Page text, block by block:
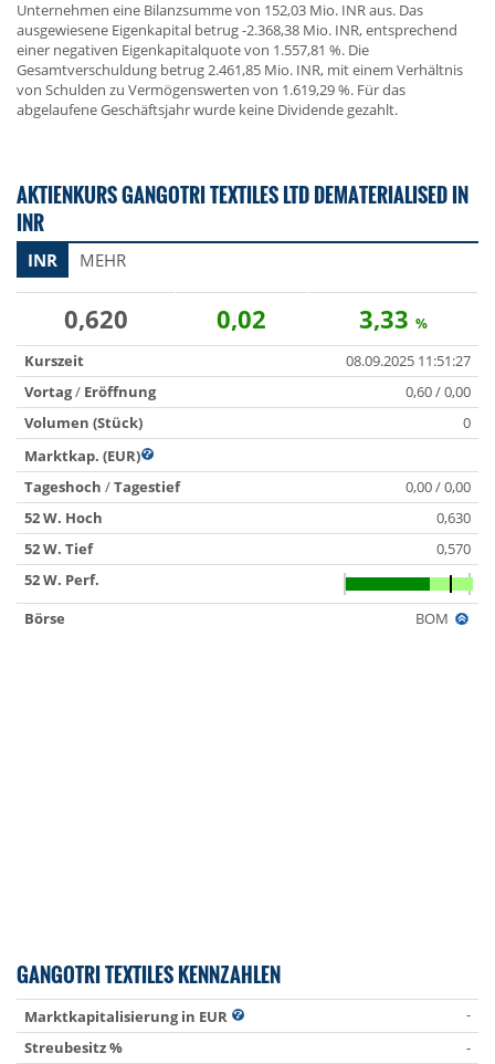
Unternehmen eine Bilanzsumme von 152,03 Mio. INR aus. Das
ausgewiesene Eigenkapital betrug -2.368,38 Mio. INR, entsprechend
einer negativen Eigenkapitalquote von 1.557,81 %. Die
Gesamtverschuldung betrug 2.461,85 Mio. INR, mit einem Verhältnis
von Schulden zu Vermögenswerten von 1.619,29 %. Für das
abgelaufene Geschäftsjahr wurde keine Dividende gezahlt.
AKTIENKURS GANGOTRI TEXTILES LTD DEMATERIALISED IN
INR
INR MEHR
0,620 0,02 3,33 %
Kurszeit
08.09.2025 11:51:27
Vortag/ Eröffnung
0,60 / 0,00
Volumen (Stück)
0
Marktkap. (EUR)
Tageshoch /Tagestief
0,00 / 0,00
52 W. Hoch
0,630
52 W. Tief
0,570
52 W. Perf.
Börse
BOM
GANGOTRI TEXTILES KENNZAHLEN
Marktkapitalisierung in EUR
-
Streubesitz %
-